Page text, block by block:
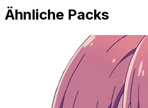
Ähnliche Packs